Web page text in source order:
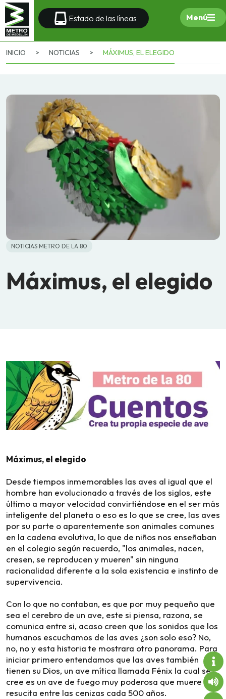
Estado de las líneas Menú
INICIO > NOTICIAS > MÁXIMUS, EL ELEGIDO
NOTICIAS METRO DE LA 80
Máximus, el elegido
Máximus, el elegido
Desde tiempos inmemorables las aves al igual que el
hombre han evolucionado a través de los siglos, este
último a mayor velocidad convirtiéndose en el ser más
inteligente del planeta o eso es lo que se cree, las aves
por su parte o aparentemente son animales comunes
en la cadena evolutiva, lo que de niños nos enseñaban
en el colegio según recuerdo, "los animales, nacen,
cresen, se reproducen y mueren" sin ninguna
racionalidad diferente a la sola existencia e instinto de
supervivencia.
Con lo que no contaban, es que por muy pequeño que
sea el cerebro de un ave, este si piensa, razona, se
comunica entre si, acaso creen que los sonidos que los
humanos escuchamos de las aves ¿son solo eso? No,
no, no y esta historia te mostrara otro panorama. Para
iniciar primero entendamos que las aves también
tienen su Dios, un ave mítica llamada Fénix la cual se
cree es un ave de fuego muy poderosa que muere y
resucita entre las cenizas cada 500 años.